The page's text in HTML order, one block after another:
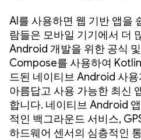
AI를 사용하면 웹 기반 앱을
람들은 모바일 기기에서 더
Android 개발을 위한 공식
Compose를 사용하여
드된 네이티브 Android 사
아름답고 사용 가능한 최신
합니다. 네이티브 Android
적인 백그라운드 서비스,
하드웨어 센서의 심층적인